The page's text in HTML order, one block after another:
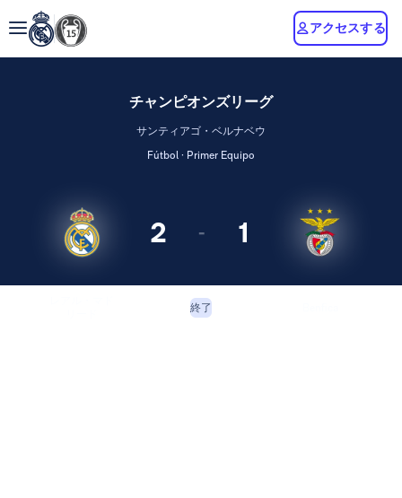
アクセスする
チャンピオンズリーグ
サンティアゴ・ベルナベウ
Fútbol · Primer Equipo
2 - 1
終了